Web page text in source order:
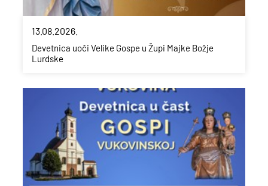
13.08.2026.
Devetnica uoči Velike Gospe u Župi Majke Božje
Lurdske